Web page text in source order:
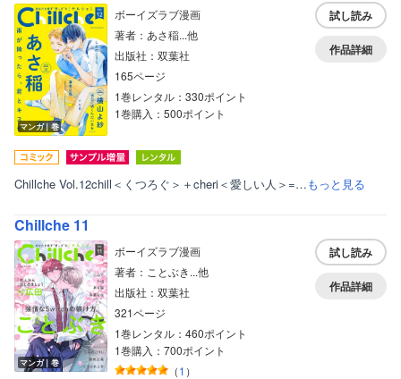
マンガ｜巻
ボーイズラブ漫画
著者：あさ稲...他
出版社：双葉社
165ページ
1巻レンタル：330ポイント
1巻購入：500ポイント
試し読み
作品詳細
Chillche Vol.12chill＜くつろぐ＞＋cheri＜愛しい人＞=…もっと見る
Chillche 11
マンガ｜巻
ボーイズラブ漫画
著者：ことぶき...他
出版社：双葉社
321ページ
1巻レンタル：460ポイント
1巻購入：700ポイント
（1 ）
試し読み
作品詳細